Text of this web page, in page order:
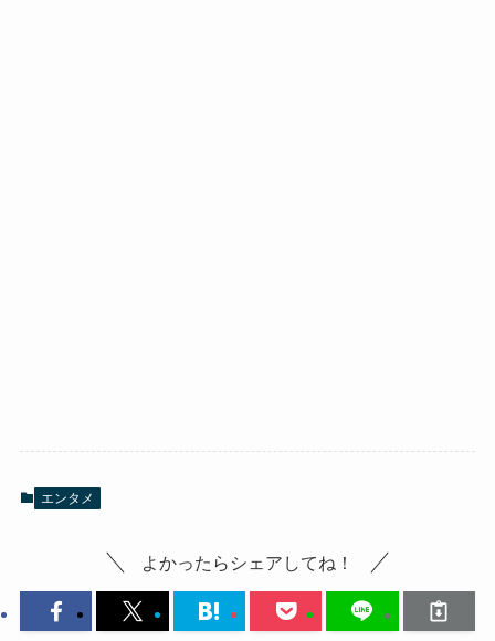
エンタメ
よかったらシェアしてね！